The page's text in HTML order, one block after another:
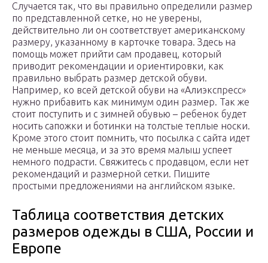
Случается так, что вы правильно определили размер
по представленной сетке, но не уверены,
действительно ли он соответствует американскому
размеру, указанному в карточке товара. Здесь на
помощь может прийти сам продавец, который
приводит рекомендации и ориентировки, как
правильно выбрать размер детской обуви.
Например, ко всей детской обуви на «Алиэкспресс»
нужно прибавить как минимум один размер. Так же
стоит поступить и с зимней обувью – ребенок будет
носить сапожки и ботинки на толстые теплые носки.
Кроме этого стоит помнить, что посылка с сайта идет
не меньше месяца, и за это время малыш успеет
немного подрасти. Свяжитесь с продавцом, если нет
рекомендаций и размерной сетки. Пишите
простыми предложениями на английском языке.
Таблица соответствия детских
размеров одежды в США, России и
Европе